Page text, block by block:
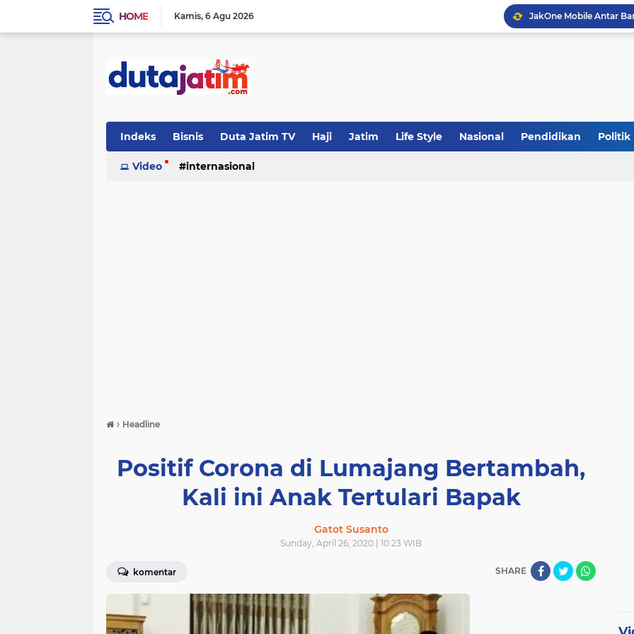
HOME Kamis 6 Agu 2026
JakOne Mobile Antar
Calon Ketum PBNU,
Indeks Bisnis Duta Jatim TV Haji Jatim Life Style Nasional Pendidikan Politik
Video internasional
› Headline
Positif Corona di Lumajang Bertambah,
Kali ini Anak Tertulari Bapak
Gatot Susanto
Sunday, April 26, 2020 | 10:23 WIB
komentar SHARE